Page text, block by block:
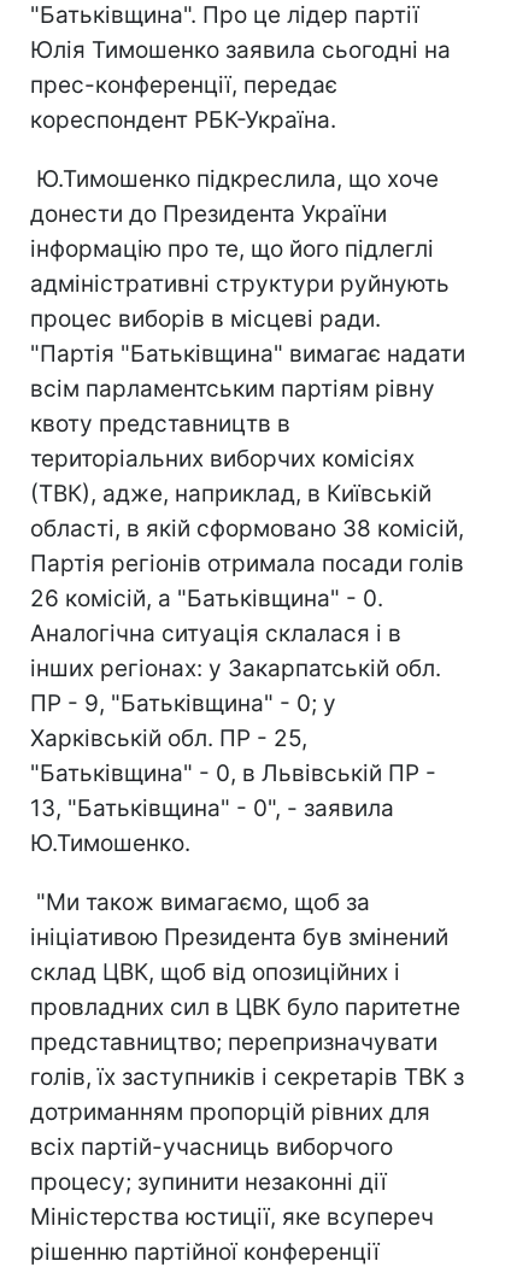
"Батьківщина". Про це лідер партії
Юлія Тимошенко заявила сьогодні на
прес-конференції, передає
кореспондент РБК-Україна.
Ю.Тимошенко підкреслила, що хоче
донести до Президента України
інформацію про те, що його підлеглі
адміністративні структури руйнують
процес виборів в місцеві ради.
"Партія "Батьківщина" вимагає надати
всім парламентським партіям рівну
квоту представництв в
територіальних виборчих комісіях
(ТВК), адже, наприклад, в Київській
області, в якій сформовано 38 комісій,
Партія регіонів отримала посади голів
26 комісій, а "Батьківщина" - 0.
Аналогічна ситуація склалася і в
інших регіонах: у Закарпатській обл.
ПР - 9, "Батьківщина" - 0; у
Харківській обл. ПР - 25,
"Батьківщина" - 0, в Львівській ПР -
13, "Батьківщина" - 0", - заявила
Ю.Тимошенко.
"Ми також вимагаємо, щоб за
ініціативою Президента був змінений
склад ЦВК, щоб від опозиційних і
провладних сил в ЦВК було паритетне
представництво; перепризначувати
голів, їх заступників і секретарів ТВК з
дотриманням пропорцій рівних для
всіх партій-учасниць виборчого
процесу; зупинити незаконні дії
Міністерства юстиції, яке всупереч
рішенню партійної конференції